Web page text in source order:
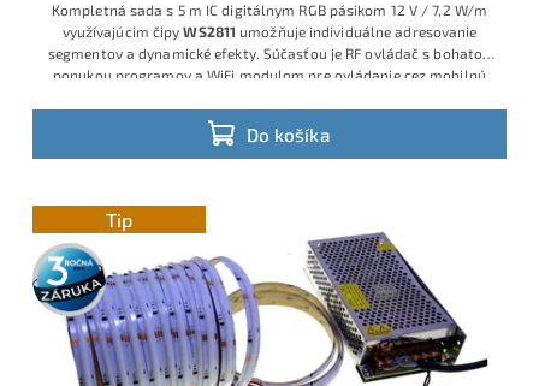
Do košíka
Kompletná sada s 5 m IC digitálnym RGB pásikom 12 V / 7,2 W/m
využívajúcim čipyWS2811 umožňuje individuálne adresovanie
segmentov a dynamické efekty. Súčasťou je RF ovládač s bohatou
ponukou programov a WiFi modulom pre ovládanie cez mobilnú
žiadne dodatočné komponenty
Tip
3 roky
záruka